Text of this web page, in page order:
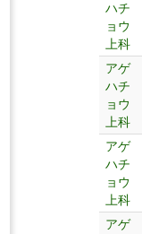
ハチ
ョウ
上科
アゲ
ハチ
ョウ
上科
アゲ
ハチ
ョウ
上科
アゲ